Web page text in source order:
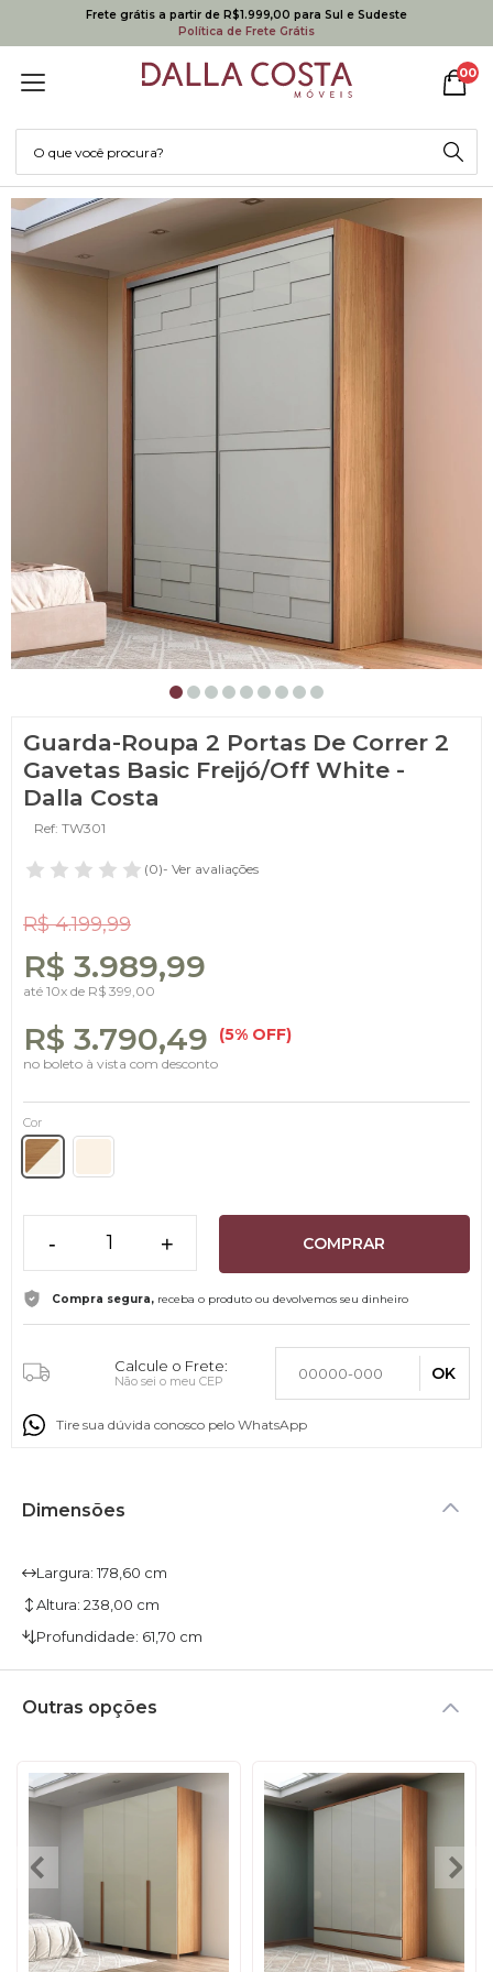
Frete grátis a partir de R$1.999,00 para Sul e Sudeste
Política de Frete Grátis
00
Guarda-Roupa 2 Portas De Correr 2
Gavetas Basic Freijó/Off White -
Dalla Costa
Ref: TW301
(0)- Ver avaliações
R$ 4.199,99
R$ 3.989,99
até 10x de R$ 399,00
R$ 3.790,49 (5% OFF)
no boleto à vista com desconto
Cor
- + COMPRAR
Compra segura, receba o produto ou devolvemos seu dinheiro
Calcule o Frete:
Não sei o meu CEP OK
Tire sua dúvida conosco pelo WhatsApp
Dimensões
Largura: 178,60 cm
Altura: 238,00 cm
Profundidade: 61,70 cm
Outras opções